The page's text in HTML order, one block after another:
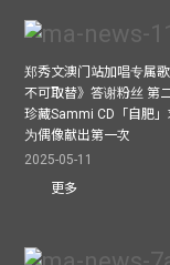
郑秀文澳门站加唱专属
不可取替》答谢粉丝 第
珍藏Sammi CD「自肥
为偶像献出第一次
2025-05-11
更多